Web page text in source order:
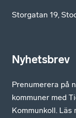
Storgatan 19,
Nyhetsbrev
Prenumerera på
kommuner med
Kommunkoll. Läs